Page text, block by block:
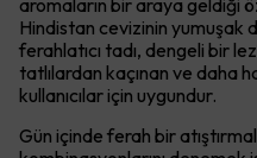
aromaların bir araya geldiği
Hindistan cevizinin yumuşak
ferahlatıcı tadı, dengeli bir
tatlılardan kaçınan ve daha
kullanıcılar için uygundur.
Gün içinde ferah bir